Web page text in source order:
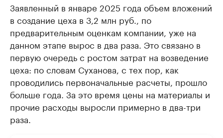
Заявленный в январе 2025 года объем вложений
в создание цеха в 3,2 млн руб., по
предварительным оценкам компании, уже на
данном этапе вырос в два раза. Это связано в
первую очередь с ростом затрат на возведение
цеха: по словам Суханова, с тех пор, как
проводились первоначальные расчеты, прошло
больше года. За это время цены на материалы и
прочие расходы выросли примерно в два-три
раза.